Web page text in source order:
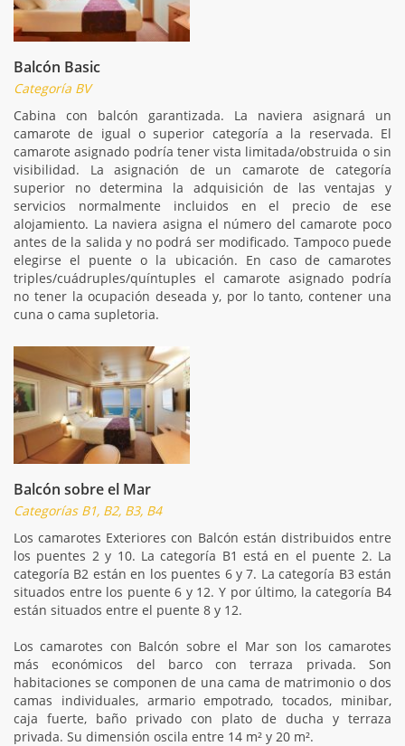
Balcón Basic
Categoría BV
Cabina con balcón garantizada. La naviera asignará un
camarote de igual o superior categoría a la reservada. El
camarote asignado podría tener vista limitada/obstruida o sin
visibilidad. La asignación de un camarote de categoría
superior no determina la adquisición de las ventajas y
servicios normalmente incluidos en el precio de ese
alojamiento. La naviera asigna el número del camarote poco
antes de la salida y no podrá ser modificado. Tampoco puede
elegirse el puente o la ubicación. En caso de camarotes
triples/cuádruples/quíntuples el camarote asignado podría
no tener la ocupación deseada y, por lo tanto, contener una
cuna o cama supletoria.
Balcón sobre el Mar
Categorías B1, B2, B3, B4
Los camarotes Exteriores con Balcón están distribuidos entre
los puentes 2 y 10. La categoría B1 está en el puente 2. La
categoría B2 están en los puentes 6 y 7. La categoría B3 están
situados entre los puente 6 y 12. Y por último, la categoría B4
están situados entre el puente 8 y 12.
Los camarotes con Balcón sobre el Mar son los camarotes
más económicos del barco con terraza privada. Son
habitaciones se componen de una cama de matrimonio o dos
camas individuales, armario empotrado, tocados, minibar,
caja fuerte, baño privado con plato de ducha y terraza
privada. Su dimensión oscila entre 14 m² y 20 m².